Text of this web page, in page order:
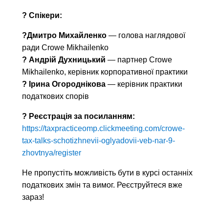
? Спікери:
?Дмитро Михайленко— голова наглядової
ради Crowe Mikhailenko
? Андрій Духницький — партнер Crowe
Mikhailenko, керівник корпоративної практики
? Ірина Огороднікова— керівник практики
податкових спорів
? Реєстрація за посиланням:
https://taxpracticeomp.clickmeeting.com/crowe-
tax-talks-schotizhnevii-oglyadovii-veb-nar-9-
zhovtnya/register
Не пропустіть можливість бути в курсі останніх
податкових змін та вимог. Реєструйтеся вже
зараз!